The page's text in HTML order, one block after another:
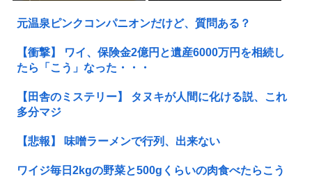
元温泉ピンクコンパニオンだけど、質問ある？
【衝撃】 ワイ、保険金2億円と遺産6000万円を相続し
たら「こう」なった・・・
【田舎のミステリー】 タヌキが人間に化ける説、これ
多分マジ
【悲報】 味噌ラーメンで行列、出来ない
ワイジ毎日2kgの野菜と500gくらいの肉食べたらこう